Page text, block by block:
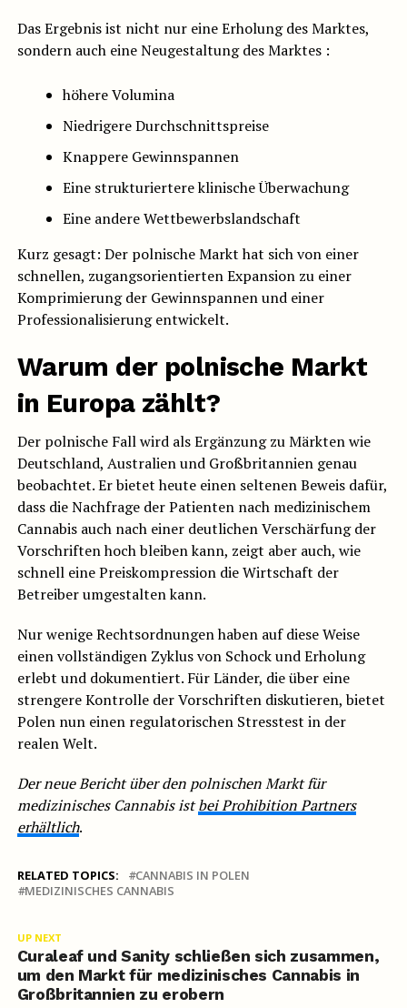
Das Ergebnis ist nicht nur eine Erholung des Marktes,
sondern auch eine Neugestaltung des Marktes :
höhere Volumina
Niedrigere Durchschnittspreise
Knappere Gewinnspannen
Eine strukturiertere klinische Überwachung
Eine andere Wettbewerbslandschaft
Kurz gesagt: Der polnische Markt hat sich von einer
schnellen, zugangsorientierten Expansion zu einer
Komprimierung der Gewinnspannen und einer
Professionalisierung entwickelt.
Warum der polnische Markt
in Europa zählt?
Der polnische Fall wird als Ergänzung zu Märkten wie
Deutschland, Australien und Großbritannien genau
beobachtet. Er bietet heute einen seltenen Beweis dafür,
dass die Nachfrage der Patienten nach medizinischem
Cannabis auch nach einer deutlichen Verschärfung der
Vorschriften hoch bleiben kann, zeigt aber auch, wie
schnell eine Preiskompression die Wirtschaft der
Betreiber umgestalten kann.
Nur wenige Rechtsordnungen haben auf diese Weise
einen vollständigen Zyklus von Schock und Erholung
erlebt und dokumentiert. Für Länder, die über eine
strengere Kontrolle der Vorschriften diskutieren, bietet
Polen nun einen regulatorischen Stresstest in der
realen Welt.
Der neue Bericht über den polnischen Markt für
medizinisches Cannabis istbei Prohibition Partners
erhältlich.
RELATED TOPICS:
CANNABIS IN POLEN
MEDIZINISCHES CANNABIS
UP NEXT
Curaleaf und Sanity schließen sich zusammen,
um den Markt für medizinisches Cannabis in
Großbritannien zu erobern